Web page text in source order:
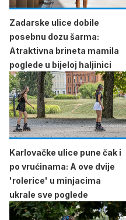
Zadarske ulice dobile
posebnu dozu šarma:
Atraktivna brineta mamila
poglede u bijeloj haljinici
Karlovačke ulice pune čak i
po vrućinama: A ove dvije
'rolerice' u minjacima
ukrale sve poglede